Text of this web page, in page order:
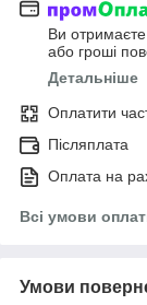
Ви
або гроші
Детальніше
Оплатити
Післяплата
Оплата на
Всі умови
Умови